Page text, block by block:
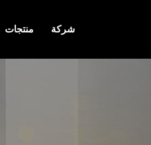
شركة منتجات